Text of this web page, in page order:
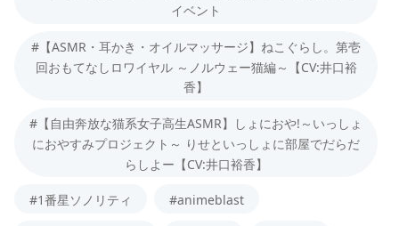
イベント
#【ASMR・耳かき・オイルマッサージ】ねこぐらし。第壱
回おもてなしロワイヤル ～ノルウェー猫編～【CV:井口裕
香】
#【自由奔放な猫系女子高生ASMR】しょにおや!～いっしょ
におやすみプロジェクト～ りせといっしょに部屋でだらだ
らしよー【CV:井口裕香】
#1番星ソノリティ #animeblast